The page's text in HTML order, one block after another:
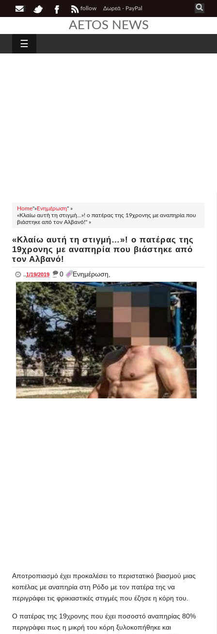
follow Δωρεά - PayPal
AETOS NEWS
☰
Home"»Ενημέρωση" »
«Κλαίω αυτή τη στιγμή…»! ο πατέρας της 19χρονης με αναπηρία που
βιάστηκε από τον Αλβανό!" »
«Κλαίω αυτή τη στιγμή…»! ο πατέρας της
19χρονης με αναπηρία που βιάστηκε από
τον Αλβανό!
..1/19/2019 _ 0 Ενημέρωση,
Αποτροπιασμό έχει προκαλέσει το περιστατικό βιασμού μιας
κοπέλας με αναπηρία στη Ρόδο με τον πατέρα της να
περιγράφει τις φρικιαστικές στιγμές που έζησε η κόρη του.
Ο πατέρας της 19χρονης που έχει ποσοστό αναπηρίας 80%
περιγράφει πως η μικρή του κόρη ξυλοκοπήθηκε και